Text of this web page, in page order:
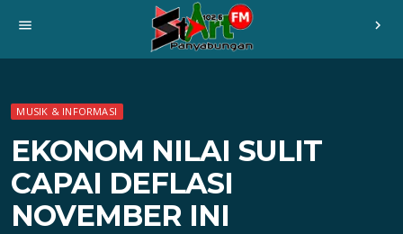
menu chevron_right
MUSIK & INFORMASI
EKONOM NILAI SULIT
CAPAI DEFLASI
NOVEMBER INI